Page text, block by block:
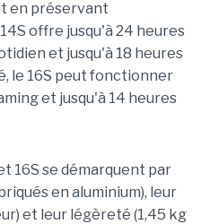
en préservant
offre jusqu'à 24 heures
et jusqu'à 18 heures
le 16S peut fonctionner
et jusqu'à 14 heures
16S se démarquent par
en aluminium), leur
et leur légèreté (1,45 kg